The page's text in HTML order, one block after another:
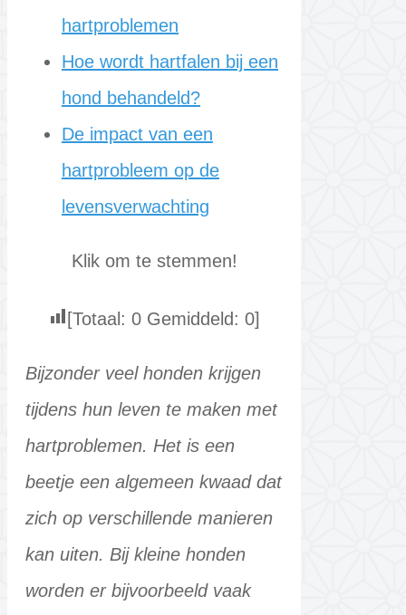
hartproblemen
Hoe wordt hartfalen bij een
hond behandeld?
De impact van een
hartprobleem op de
levensverwachting
Klik om te stemmen!
[Totaal: 0Gemiddeld: 0]
Bijzonder veel honden krijgen
tijdens hun leven te maken met
hartproblemen. Het is een
beetje een algemeen kwaad dat
zich op verschillende manieren
kan uiten. Bij kleine honden
worden er bijvoorbeeld vaak